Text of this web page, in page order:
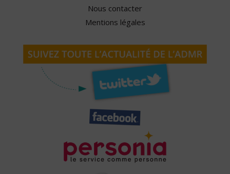
Nous contacter
Mentions légales